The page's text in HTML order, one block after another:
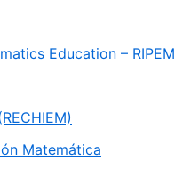
Education – RIPEM
Matemática